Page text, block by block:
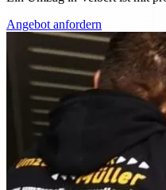
Angebot anfordern